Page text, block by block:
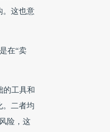
。这也意
在“卖
的工具和
。二者均
险，这